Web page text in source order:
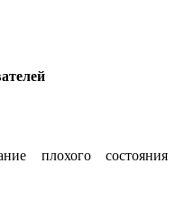
плохого состояния